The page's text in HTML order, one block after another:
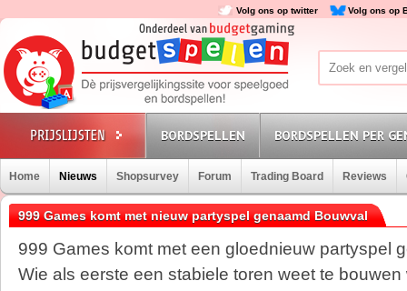
Volg ons op twitter Volg ons op
BORDSPELLEN BORDSPELLEN PER
Home Nieuws Shopsurvey Forum Trading Board Reviews
999 Games komt met nieuw partyspel genaamd Bouwval
999 Games komt met een gloednieuw partyspel
Wie als eerste een stabiele toren weet te